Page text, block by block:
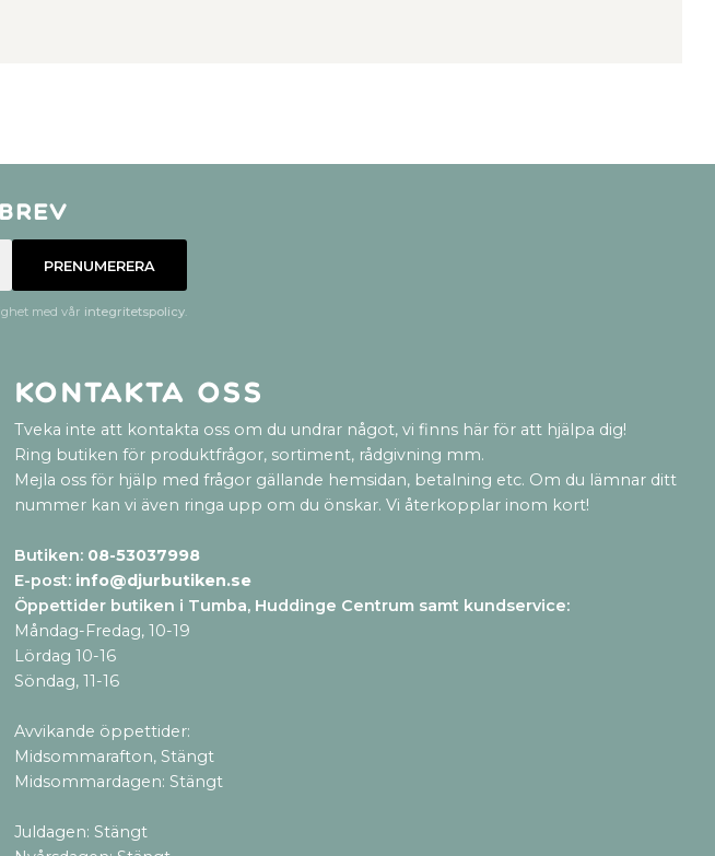
PRENUMERERA
med vår integritetspolicy.
Kontakta oss
Tveka inte att kontakta oss om du undrar något, vi finns här för att hjälpa dig!
Ring butiken för produktfrågor, sortiment, rådgivning mm.
Mejla oss för hjälp med frågor gällande hemsidan, betalning etc. Om du lämnar ditt
nummer kan vi även ringa upp om du önskar. Vi återkopplar inom kort!
Butiken: 08-53037998
E-post: info@djurbutiken.se
Öppettider butiken i Tumba, Huddinge Centrum samt kundservice:
Måndag-Fredag, 10-19
Lördag 10-16
Söndag, 11-16
Avvikande öppettider:
Midsommarafton, Stängt
Midsommardagen: Stängt
Juldagen: Stängt